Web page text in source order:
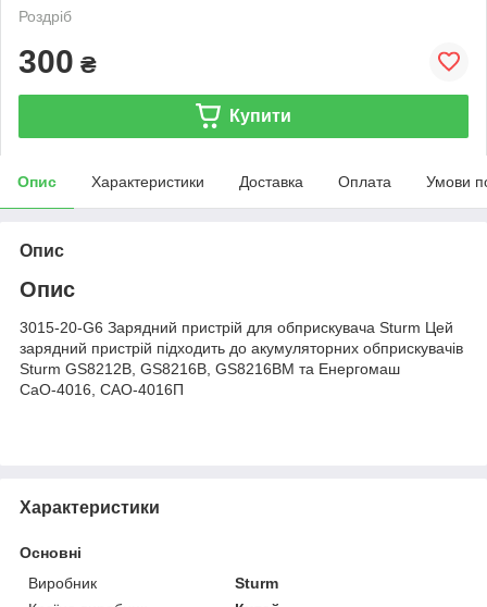
Роздріб
300 ₴
Купити
Опис Характеристики Доставка Оплата Умови
Опис
Опис
3015-20-G6 Зарядний пристрій для обприскувача Sturm Цей
зарядний пристрій підходить до акумуляторних обприскувачів
Sturm GS8212B, GS8216B, GS8216BM та Енергомаш
СаО-4016, САО-4016П
Характеристики
Основні
Виробник
Sturm